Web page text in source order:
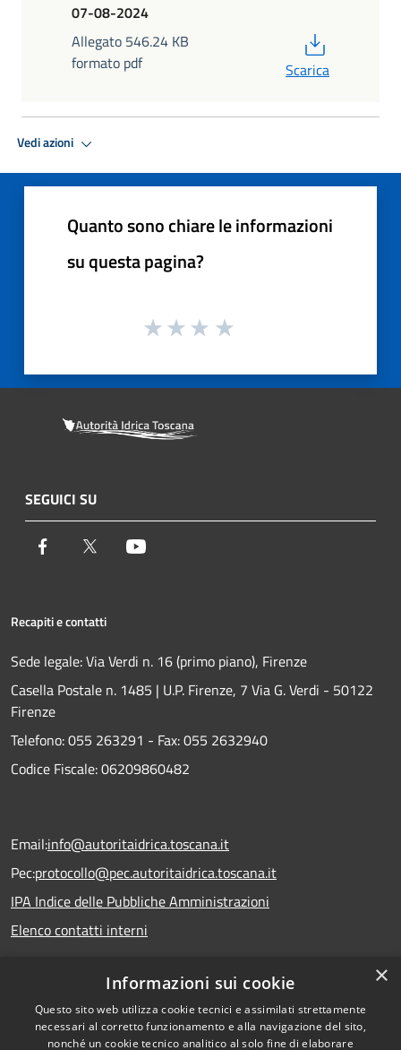
07-08-2024
Allegato 546.24 KB
formato pdf
Scarica
Vedi azioni
Quanto sono chiare le informazioni
su questa pagina?
SEGUICI SU
Facebook Twitter
Recapiti e contatti
Sede legale: Via Verdi n. 16 (primo piano), Firenze
Casella Postale n. 1485 | U.P. Firenze, 7 Via G. Verdi - 50122
Firenze
Telefono:055 263291 - Fax:055 2632940
Codice Fiscale: 06209860482
Email:info@autoritaidrica.toscana.it
Pec:protocollo@pec.autoritaidrica.toscana.it
IPA Indice delle Pubbliche Amministrazioni
Elenco contatti interni
Dichiarazione accessibilità
×
Informazioni sui cookie
Questo sito web utilizza cookie tecnici e assimilati strettamente
necessari al corretto funzionamento e alla navigazione del sito,
nonché un cookie tecnico analitico al solo fine di elaborare